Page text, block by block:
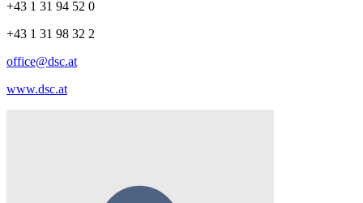
+43 1 31 94 52 0
+43 1 31 98 32 2
office@dsc.at
www.dsc.at